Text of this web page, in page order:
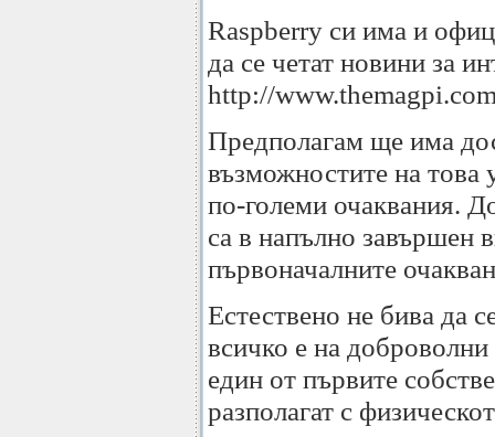
Raspberry си има и
да се четат новини за
http://
Предполагам ще има
възможностите на това
по-големи очаквания.
са в напълно завършен
първоначалните
Естествено не бива да
всичко е на
един от първите
разполагат с